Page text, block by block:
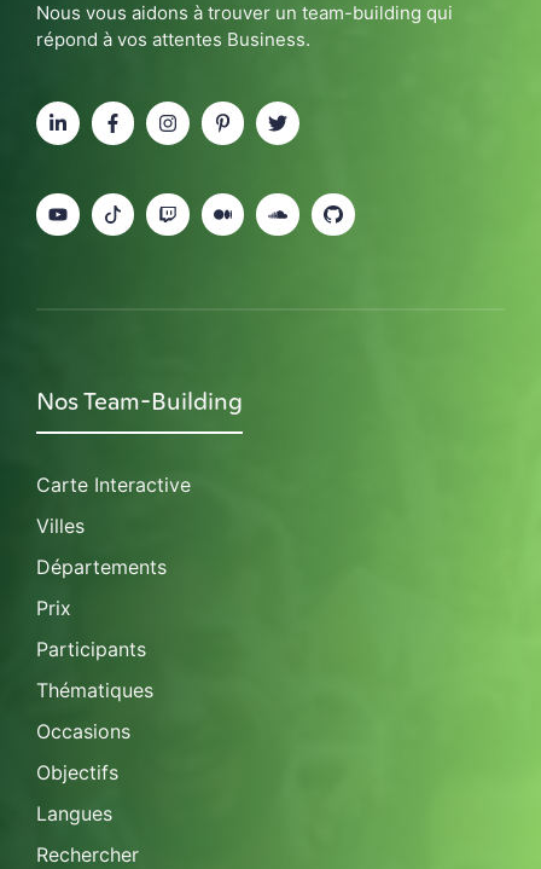
Nous vous aidons à trouver un team-building qui
répond à vos attentes Business.
Nos Team-Building
Carte Interactive
Villes
Départements
Prix
Participants
Thématiques
Occasions
Objectifs
Langues
Rechercher